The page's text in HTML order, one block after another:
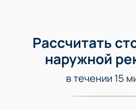
Рассчитать
наружной
в течении 15